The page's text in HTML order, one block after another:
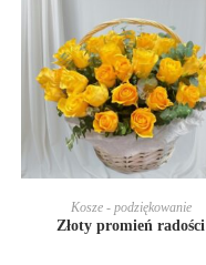
DODAJ DO KOSZYKA
Kosze - podziękowanie
Złoty promień radości